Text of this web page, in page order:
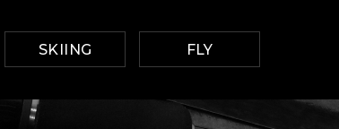
SKIING FLY